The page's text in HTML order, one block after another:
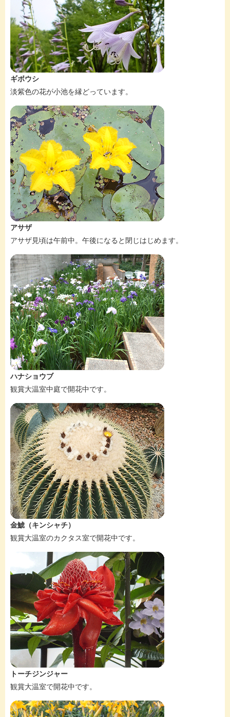
ギボウシ
淡紫色の花が小池を縁どっています。
アサザ
アサザ見頃は午前中。午後になると閉じはじめます。
ハナショウブ
観賞大温室中庭で開花中です。
金鯱（キンシャチ）
観賞大温室のカクタス室で開花中です。
トーチジンジャー
観賞大温室で開花中です。